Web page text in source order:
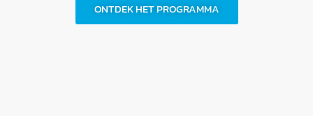
ONTDEK HET PROGRAMMA